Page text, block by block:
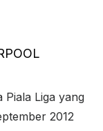
Piala Liga yang
2012